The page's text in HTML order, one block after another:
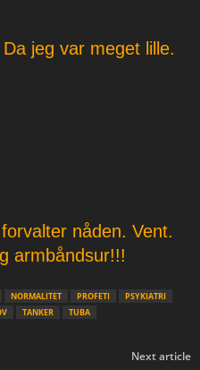
jeg var meget lille.
nåden. Vent.
armbåndsur!!!
NORMALITET PROFETI
PSYKIATRI
TANKER TUBA
Next article